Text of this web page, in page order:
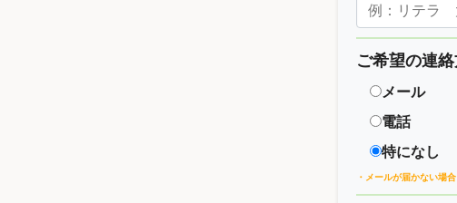
ご希望の連
メール
電話
特になし
・メールが届かない場合